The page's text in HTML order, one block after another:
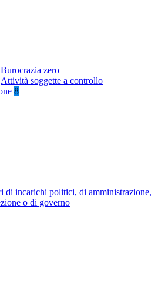
Burocrazia zero
Attività soggette a controllo
8
di incarichi politici, di amministrazione,
o di governo